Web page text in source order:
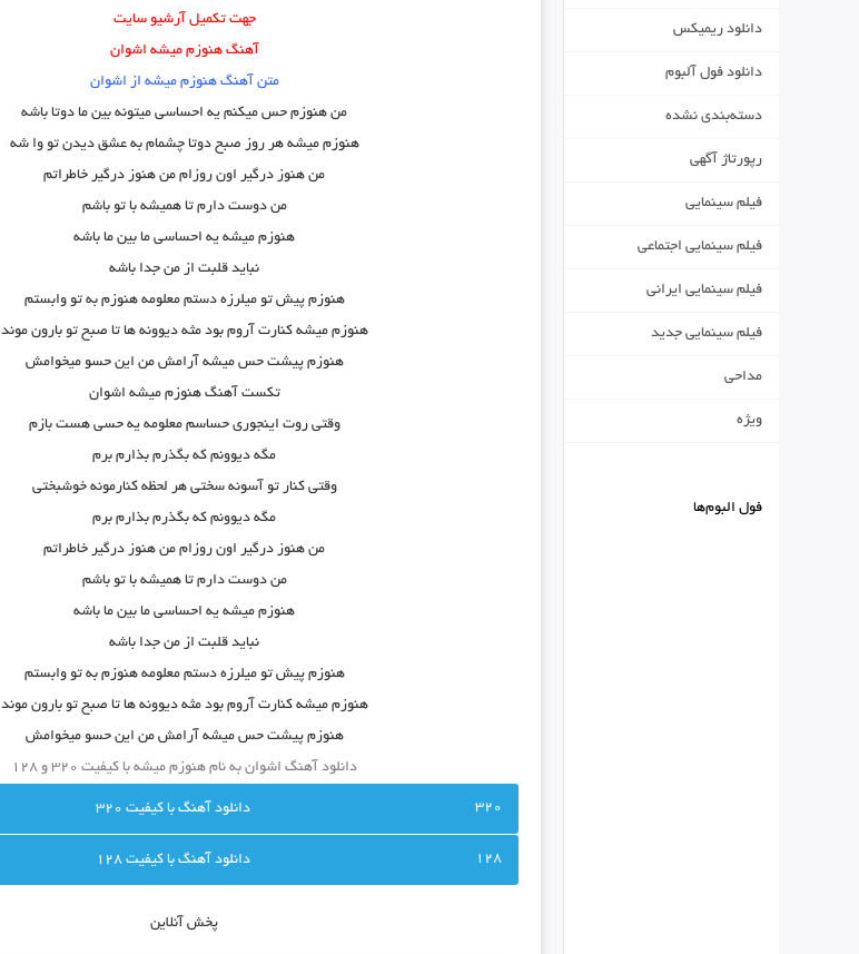
جهت تکمیل آرشیو سایت
آهنگ هنوزم میشه اشوان
متن آهنگ هنوزم میشه از اشوان
من هنوزم حس میکنم یه احساسی میتونه بین ما دوتا باشه
هنوزم میشه هر روز صبح دوتا چشمام به عشق دیدن تو وا شه
من هنوز درگیر اون روزام من هنوز درگیر خاطراتم
من دوست دارم تا همیشه با تو باشم
هنوزم میشه یه احساسی ما بین ما باشه
نباید قلبت از من جدا باشه
هنوزم پیش تو میلرزه دستم معلومه هنوزم به تو وابستم
هنوزم میشه کنارت آروم بود مثه دیوونه ها تا صبح تو بارون موند
هنوزم پیشت حس میشه آرامش من این حسو میخوامش
تکست آهنگ هنوزم میشه اشوان
وقتی روت اینجوری حساسم معلومه یه حسی هست بازم
مگه دیوونم که بگذرم بذارم برم
وقتی کنار تو آسونه سختی هر لحظه کنارمونه خوشبختی
مگه دیوونم که بگذرم بذارم برم
من هنوز درگیر اون روزام من هنوز درگیر خاطراتم
من دوست دارم تا همیشه با تو باشم
هنوزم میشه یه احساسی ما بین ما باشه
نباید قلبت از من جدا باشه
هنوزم پیش تو میلرزه دستم معلومه هنوزم به تو وابستم
هنوزم میشه کنارت آروم بود مثه دیوونه ها تا صبح تو بارون موند
هنوزم پیشت حس میشه آرامش من این حسو میخوامش
دانلود آهنگ اشوان به نام هنوزم میشه با کیفیت ۳۲۰ و ۱۲۸
320 دانلود آهنگ با کيفيت 320
128 دانلود آهنگ با کيفيت 128
پخش آنلاين
دانلود ریمیکس
دانلود فول آلبوم
دسته‌بندی نشده
رپورتاژ آگهی
فیلم سینمایی
فیلم سینمایی اجتماعی
فیلم سینمایی ایرانی
فیلم سینمایی جدید
مداحی
ویژه
فول البوم‌ها